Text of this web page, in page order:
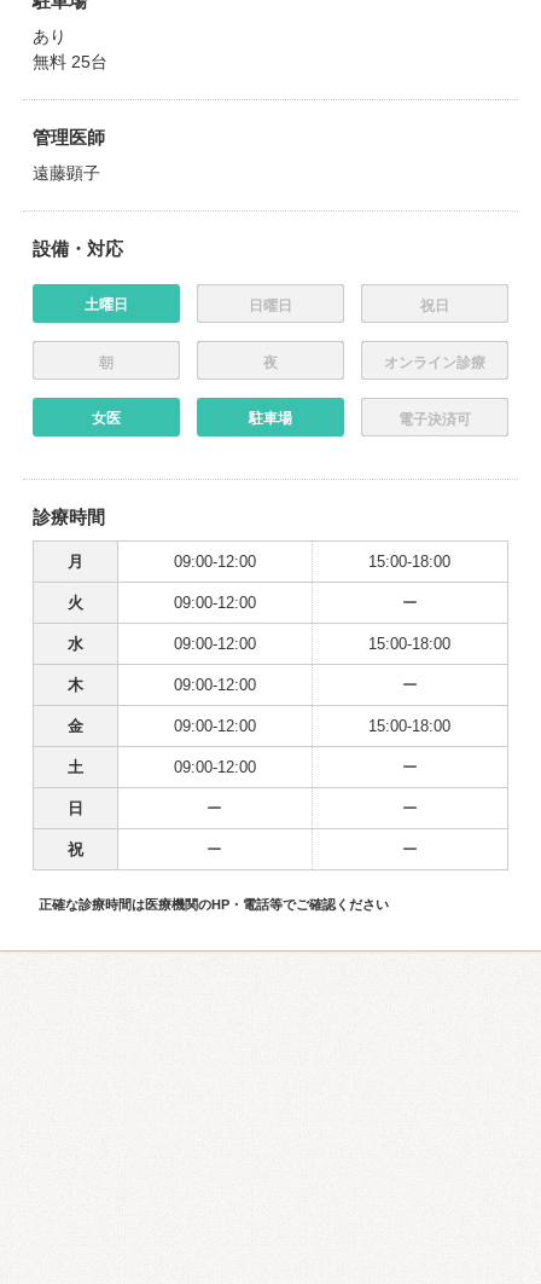
あり
無料 25台
管理医師
遠藤顕子
設備・対応
土曜日 日曜日 祝日
朝 夜 オンライン診療
女医 駐車場 電子決済可
診療時間
月 09:00-12:00 15:00-18:00
火 09:00-12:00 ー
水 09:00-12:00 15:00-18:00
木 09:00-12:00 ー
金 09:00-12:00 15:00-18:00
土 09:00-12:00 ー
日 ー ー
祝 ー ー
正確な診療時間は医療機関のHP・電話等でご確認ください